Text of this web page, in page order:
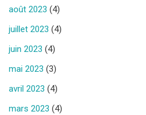
août 2023 (4)
juillet 2023 (4)
juin 2023 (4)
mai 2023 (3)
avril 2023 (4)
mars 2023 (4)